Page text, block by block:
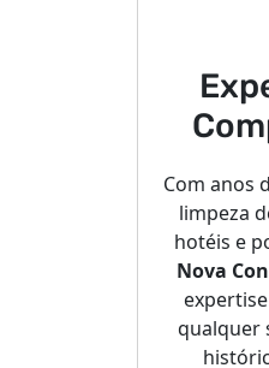
Com anos
limpeza
hotéis e
Nova
qualquer